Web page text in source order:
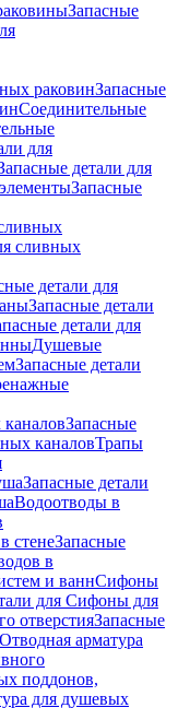
Запасные
раковинЗапасные
Соединительные
для
детали для
Запасные
сливных
детали для
Запасные детали
детали для
Душевые
Запасные детали
Запасные
каналовТрапы
Запасные детали
Водоотводы в
стенеЗапасные
в
и ваннСифоны
для Сифоны для
отверстияЗапасные
Отводная арматура
поддонов,
для душевых